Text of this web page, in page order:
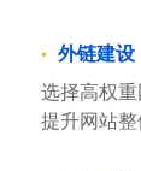
外链建设
选择高权
提升网站